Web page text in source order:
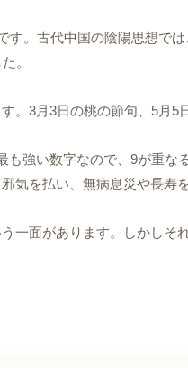
す。古代中国の陰陽思想で
。
。3月3日の桃の節句、5月
強い数字なので、9が重
気を払い、無病息災や長寿
一面があります。しかし